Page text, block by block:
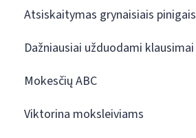
Atsiskaitymas grynaisiais pinigais
Dažniausiai užduodami klausimai
Mokesčių ABC
Viktorina moksleiviams